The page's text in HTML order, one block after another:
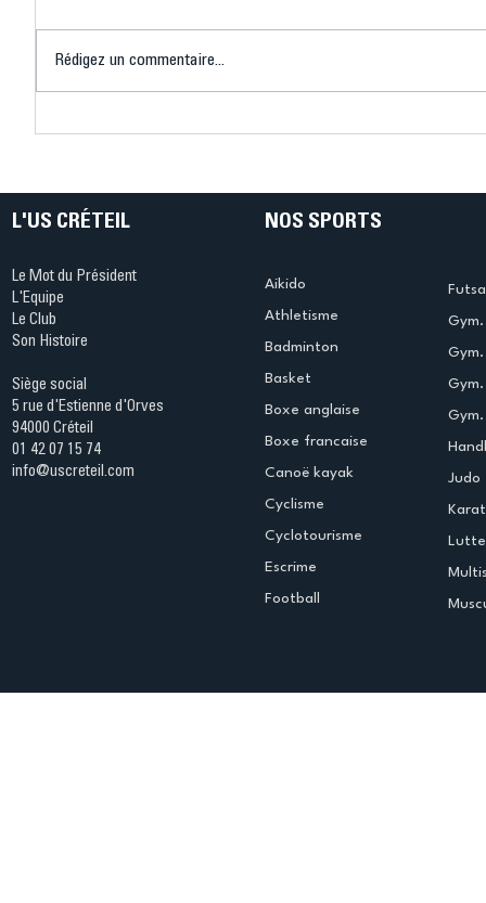
Ping ? Quand le tennis de
termine
Rédigez un commentaire...
L'US CRÉTEIL
Le Mot du Président
L'Equipe
Le Club
Son Histoire
Siège social
5 rue d'Estienne d'Orves
94000 Créteil
01 42 07 15 74
info@uscreteil.com
NOS SPORTS
Aikido
Athletisme
Badminton
Basket
Boxe anglaise
Boxe francaise
Canoë kayak
Cyclisme
Cyclotourisme
Escrime
Football
Judo
Lutte